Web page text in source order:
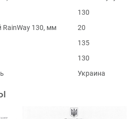
130
RainWay 130, мм
20
135
130
Украина